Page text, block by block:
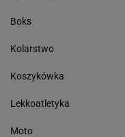
Boks
Kolarstwo
Koszykówka
Lekkoatletyka
Moto